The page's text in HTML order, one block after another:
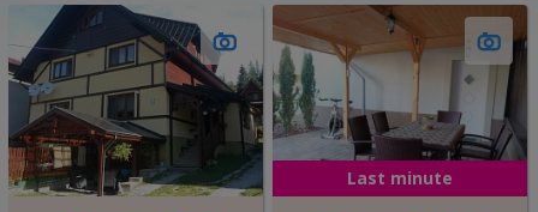
Last minute